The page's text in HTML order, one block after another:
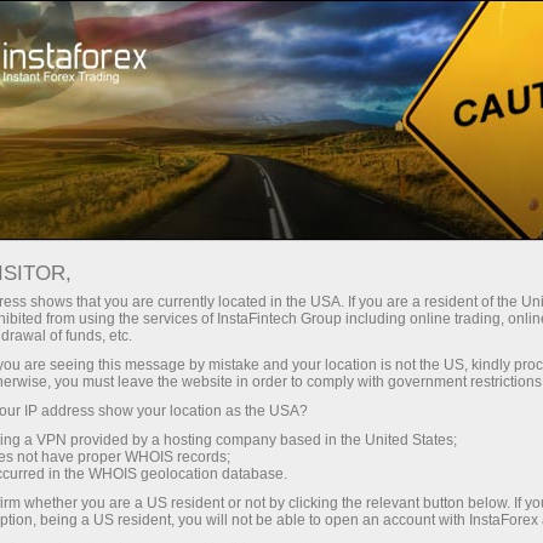
निवेशकों के लिए PAMM सिस्टम PAMM ट्रेडर्स
व्यापारियों के प्रबंधन के लिए
बैनर प्रणाली
इंस्टाफॉरेक्ष् कंपनी द्वारा प आ म म प्रणाली सबसे अच्छा तरीका
है अपने व्यापार खाते में निवेश को आकर्षित करने के लिए है।
आप अपने व्यापार खाते में निवेश को आकर्षित करना चाहते हैं,
तो इंस्टाफॉरेक्ष् प आ म M प्रणाली निवेशकों के लिए अपनी
खोज के लिए त्वरित और सुविधाजनक बनाना होगा।पी ए एम
एम प्रणाली में पंजीकरण के बादएक प्रबंध व्यापारी के रूप में
shows that you are currently located in the USA. If you are a resident of the
from using the services of InstaFintech Group including online trading,
of funds, etc.
are seeing this message by mistake and your location is not the US, kindly
you must leave the website in order to comply with government
IP address show your location as the USA?
a VPN provided by a hosting company based in the United States;
not have proper WHOIS records;
in the WHOIS geolocation database.
whether you are a US resident or not by clicking the relevant button below. If
being a US resident, you will not be able to open an account with InstaForex